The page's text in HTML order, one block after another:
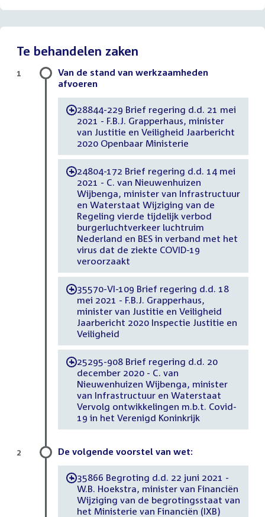
Te behandelen zaken
Van de stand van werkzaamheden
afvoeren
-28844-229 Brief regering d.d. 21 mei
2021 - F.B.J. Grapperhaus, minister
van Justitie en Veiligheid Jaarbericht
2020 Openbaar Ministerie
-24804-172 Brief regering d.d. 14 mei
2021 - C. van Nieuwenhuizen
Wijbenga, minister van Infrastructuur
en Waterstaat Wijziging van de
Regeling vierde tijdelijk verbod
burgerluchtverkeer luchtruim
Nederland en BES in verband met het
virus dat de ziekte COVID-19
veroorzaakt
-35570-VI-109 Brief regering d.d. 18
mei 2021 - F.B.J. Grapperhaus,
minister van Justitie en Veiligheid
Jaarbericht 2020 Inspectie Justitie en
Veiligheid
-25295-908 Brief regering d.d. 20
december 2020 - C. van
Nieuwenhuizen Wijbenga, minister
van Infrastructuur en Waterstaat
Vervolg ontwikkelingen m.b.t. Covid-
19 in het Verenigd Koninkrijk
1
De volgende voorstel van wet:
-35866 Begroting d.d. 22 juni 2021 -
W.B. Hoekstra, minister van Financiën
Wijziging van de begrotingsstaat van
het Ministerie van Financiën (IXB)
2